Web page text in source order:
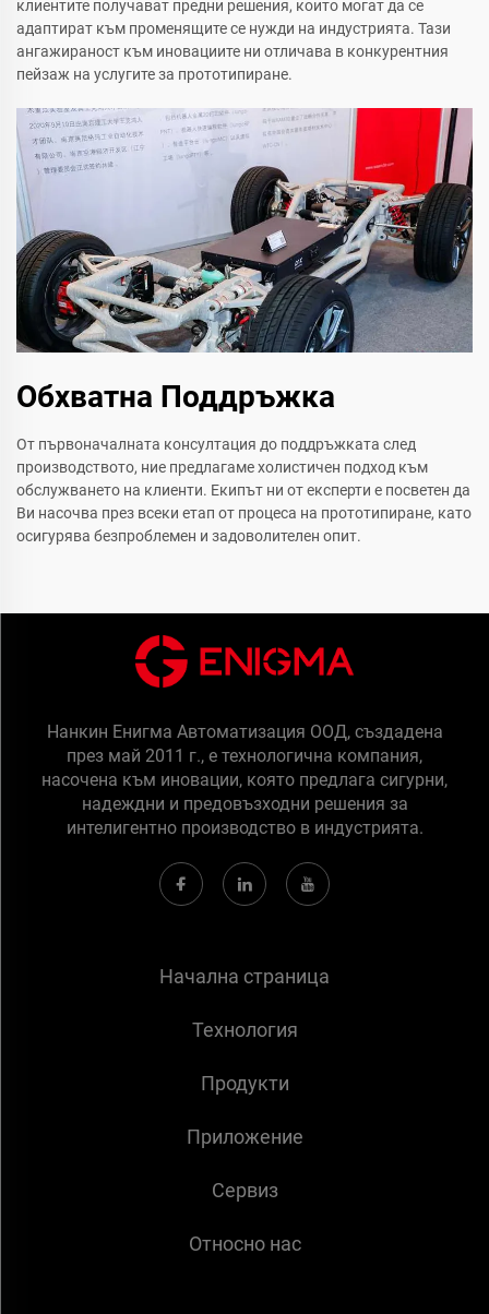
клиентите получават предни решения, които могат да се
адаптират към променящите се нужди на индустрията. Тази
ангажираност към иновациите ни отличава в конкурентния
пейзаж на услугите за прототипиране.
Обхватна Поддръжка
От първоначалната консултация до поддръжката след
производството, ние предлагаме холистичен подход към
обслужването на клиенти. Екипът ни от експерти е посветен да
Ви насочва през всеки етап от процеса на прототипиране, като
осигурява безпроблемен и задоволителен опит.
Нанкин Енигма Автоматизация ООД, създадена
през май 2011 г., е технологична компания,
насочена към иновации, която предлага сигурни,
надеждни и предовъзходни решения за
интелигентно производство в индустрията.
Начална страница
Технология
Продукти
Приложение
Сервиз
Относно нас